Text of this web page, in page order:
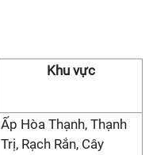
Khu vực
Ấp Hòa Thạnh, Thạnh
Trị, Rạch Rắn, Cây